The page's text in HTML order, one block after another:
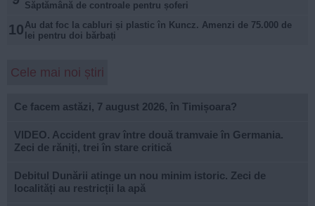
Săptămână de controale pentru șoferi
10 Au dat foc la cabluri și plastic în Kuncz. Amenzi de 75.000 de
lei pentru doi bărbați
Cele mai noi știri
Ce facem astăzi, 7 august 2026, în Timișoara?
VIDEO. Accident grav între două tramvaie în Germania.
Zeci de răniți, trei în stare critică
Debitul Dunării atinge un nou minim istoric. Zeci de
localități au restricții la apă